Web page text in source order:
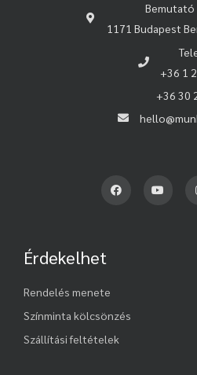
Bemutató
1171 Budapest
+36 1
+36 30
Érdekelhet
Rendelés menete
Színminta kölcsönzés
Szállítási feltételek